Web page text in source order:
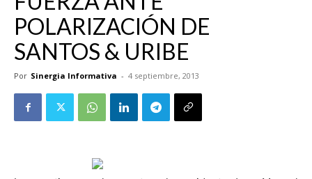
POLARIZACIÓN DE
SANTOS & URIBE
Por Sinergia Informativa - 4 septiembre, 2013